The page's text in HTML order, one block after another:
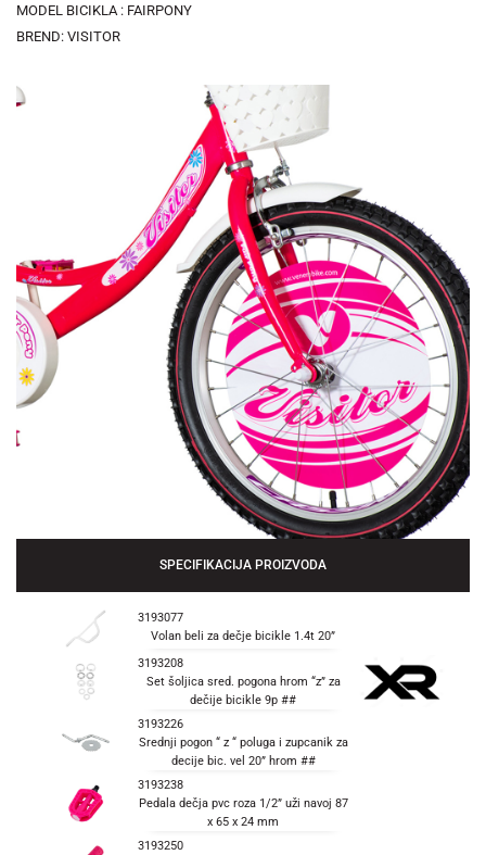
MODEL BICIKLA : FAIRPONY
BREND: VISITOR
SPECIFIKACIJA PROIZVODA
3193077
Volan beli za dečje bicikle 1.4t 20”
3193208
Set šoljica sred. pogona hrom “z” za
dečije bicikle 9p ##
3193226
Srednji pogon “ z “ poluga i zupcanik za
decije bic. vel 20” hrom ##
3193238
Pedala dečja pvc roza 1/2” uži navoj 87
x 65 x 24 mm
3193250